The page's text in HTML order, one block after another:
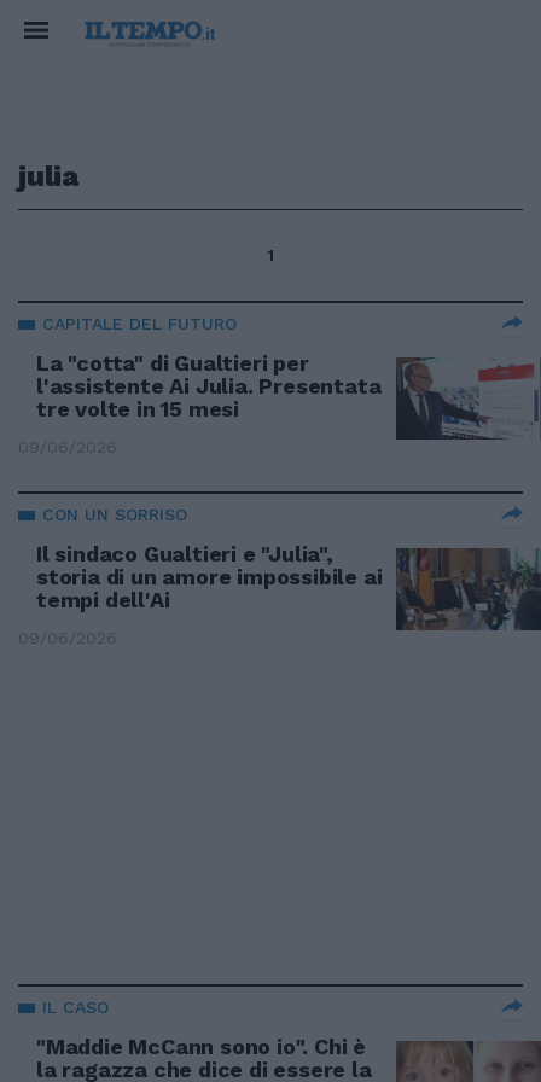
julia
1
CAPITALE DEL FUTURO
La "cotta" di Gualtieri per
l'assistente Ai Julia. Presentata
tre volte in 15 mesi
09/06/2026
CON UN SORRISO
Il sindaco Gualtieri e "Julia",
storia di un amore impossibile ai
tempi dell'Ai
09/06/2026
IL CASO
"Maddie McCann sono io". Chi è
la ragazza che dice di essere la